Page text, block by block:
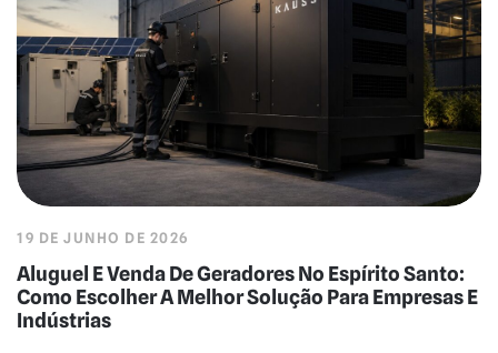
19 DE JUNHO DE 2026
Aluguel E Venda De Geradores No Espírito Santo:
Como Escolher A Melhor Solução Para Empresas E
Indústrias